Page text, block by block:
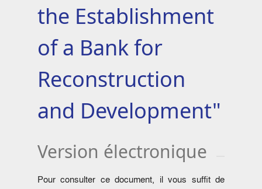
the Establishment
of a Bank for
Reconstruc­tion
and Development"
Version électronique
Pour consulter ce document, il vous suffit de